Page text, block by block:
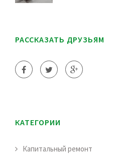
РАССКАЗАТЬ ДРУЗЬЯМ
КАТЕГОРИИ
Капитальный ремонт